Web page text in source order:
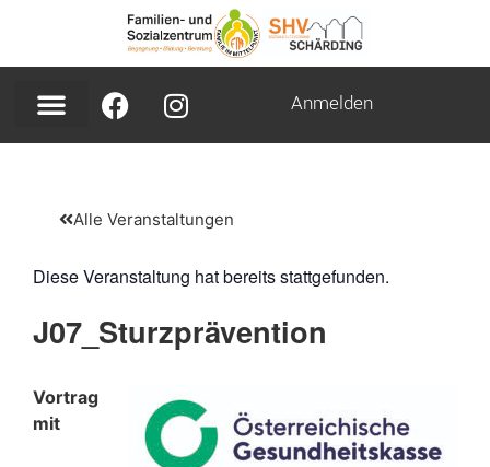
Anmelden
Alle Veranstaltungen
Diese Veranstaltung hat bereits stattgefunden.
J07_Sturzprävention
Vortrag
mit